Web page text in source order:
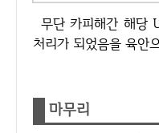
무단 카피해간 해당 URL을 방문해보니 정말로 삭제
처리가 되었음을 육안
마무리